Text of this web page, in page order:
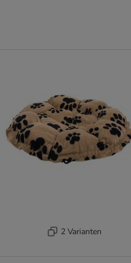
2 Varianten